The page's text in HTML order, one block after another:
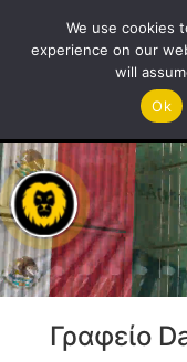
Αναπαραγωγής
Βίντεο
Γραφείο
We use cookies
experience on our
will
Ok